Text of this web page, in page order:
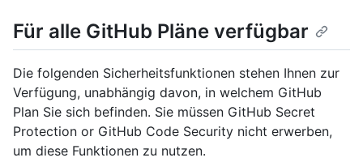
Für alle GitHub Pläne verfügbar
Die folgenden Sicherheitsfunktionen stehen Ihnen zur
Verfügung, unabhängig davon, in welchem GitHub
Plan Sie sich befinden. Sie müssen GitHub Secret
Protection or GitHub Code Security nicht erwerben,
um diese Funktionen zu nutzen.